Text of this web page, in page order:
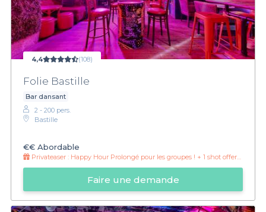
4,4 (108)
Folie Bastille
Bar dansant
2 - 200 pers.
Bastille
€€ Abordable
Privateaser : Happy Hour Prolongé pour les groupes ! + 1 shot offert (du Dimanche au jeudi)
Faire une demande